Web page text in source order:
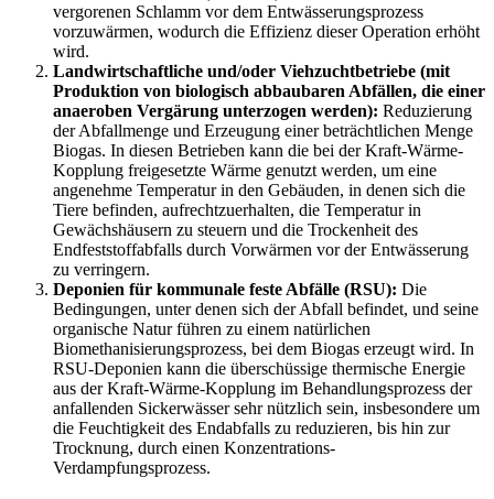
vergorenen Schlamm vor dem Entwässerungsprozess
vorzuwärmen, wodurch die Effizienz dieser Operation erhöht
wird.
Landwirtschaftliche und/oder Viehzuchtbetriebe (mit
Produktion von biologisch abbaubaren Abfällen, die einer
anaeroben Vergärung unterzogen werden): Reduzierung
der Abfallmenge und Erzeugung einer beträchtlichen Menge
Biogas. In diesen Betrieben kann die bei der Kraft-Wärme-
Kopplung freigesetzte Wärme genutzt werden, um eine
angenehme Temperatur in den Gebäuden, in denen sich die
Tiere befinden, aufrechtzuerhalten, die Temperatur in
Gewächshäusern zu steuern und die Trockenheit des
Endfeststoffabfalls durch Vorwärmen vor der Entwässerung
zu verringern.
Deponien für kommunale feste Abfälle (RSU): Die
Bedingungen, unter denen sich der Abfall befindet, und seine
organische Natur führen zu einem natürlichen
Biomethanisierungsprozess, bei dem Biogas erzeugt wird. In
RSU-Deponien kann die überschüssige thermische Energie
aus der Kraft-Wärme-Kopplung im Behandlungsprozess der
anfallenden Sickerwässer sehr nützlich sein, insbesondere um
die Feuchtigkeit des Endabfalls zu reduzieren, bis hin zur
Trocknung, durch einen Konzentrations-
Verdampfungsprozess.